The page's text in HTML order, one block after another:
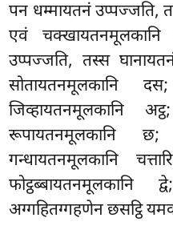
पन धम्मायतनं उप्पज्जति,
एवं चक्खायतनमूलकानि
उप्पज्जति, तस्स
सोतायतनमूलकानि
जिव्हायतनमूलकानि
रूपायतनमूलकानि छ;
गन्धायतनमूलकानि
अग्गहितग्गहणेन छसट्ठि